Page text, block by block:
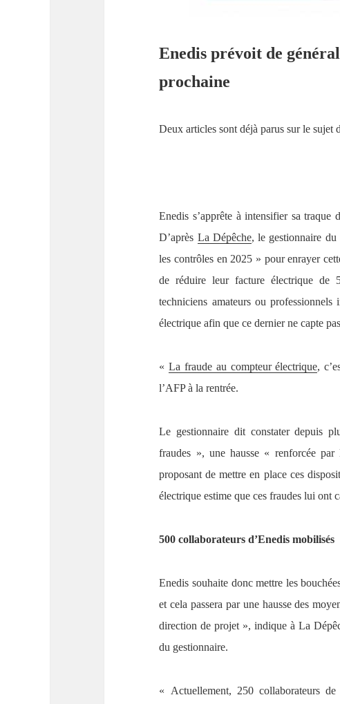
Enedis prévoit de
prochaine
Deux articles sont déjà parus sur le sujet
Enedis s’apprête à intensifier sa
D’après La Dépêche, le gestionnaire du
les contrôles en 2025 » pour enrayer
de réduire leur facture électrique de
techniciens amateurs ou
électrique afin que ce dernier ne capte
«La fraude au compteur électrique,
l’AFP à la rentrée.
Le gestionnaire dit constater depuis
fraudes », une hausse « renforcée
proposant de mettre en place ces
électrique estime que ces fraudes lui ont
500 collaborateurs d’Enedis mobilisés
Enedis souhaite donc mettre les
et cela passera par une hausse des
direction de projet », indique à La
du gestionnaire.
« Actuellement, 250 collaborateurs